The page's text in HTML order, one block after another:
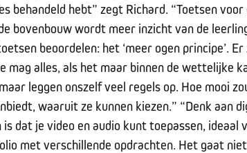
behandeld hebt” zegt Richard. “Toetsen voor
bovenbouw wordt meer inzicht van de
beoordelen: het ‘meer ogen principe’. Er
mag alles, als het maar binnen de wettelijke
leggen onszelf veel regels op. Hoe mooi
waaruit ze kunnen kiezen.” “Denk aan
dat je video en audio kunt toepassen, ideaal
met verschillende opdrachten. Het gaat niet